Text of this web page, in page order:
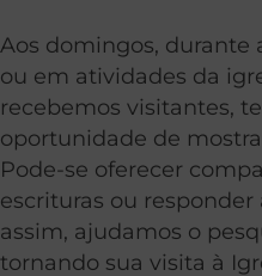
Aos domingos, durante
ou em atividades da
recebemos visitantes,
oportunidade de
Pode-se oferecer
escrituras ou
assim, ajudamos o
tornando sua visita à